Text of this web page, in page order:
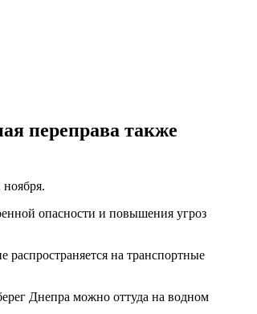
переправа также
опасности и повышения угроз
на транспортные
Днепра можно оттуда на водном